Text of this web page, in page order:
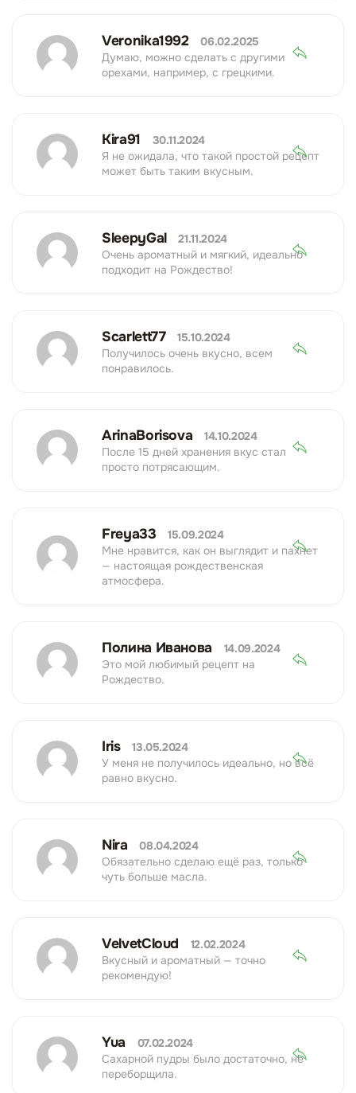
Veronika1992
06.02.2025
Думаю, можно сделать с другими
орехами, например, с грецкими.
Kira91
30.11.2024
Я не ожидала, что такой простой рецепт
может быть таким вкусным.
SleepyGal
21.11.2024
Очень ароматный и мягкий, идеально
подходит на Рождество!
Scarlett77
15.10.2024
Получилось очень вкусно, всем
понравилось.
ArinaBorisova
14.10.2024
После 15 дней хранения вкус стал
просто потрясающим.
Freya33
15.09.2024
Мне нравится, как он выглядит и пахнет
— настоящая рождественская
атмосфера.
Полина Иванова
14.09.2024
Это мой любимый рецепт на
Рождество.
Iris
13.05.2024
У меня не получилось идеально, но всё
равно вкусно.
Nira
08.04.2024
Обязательно сделаю ещё раз, только
чуть больше масла.
VelvetCloud
12.02.2024
Вкусный и ароматный — точно
рекомендую!
Yua
07.02.2024
Сахарной пудры было достаточно, не
переборщила.